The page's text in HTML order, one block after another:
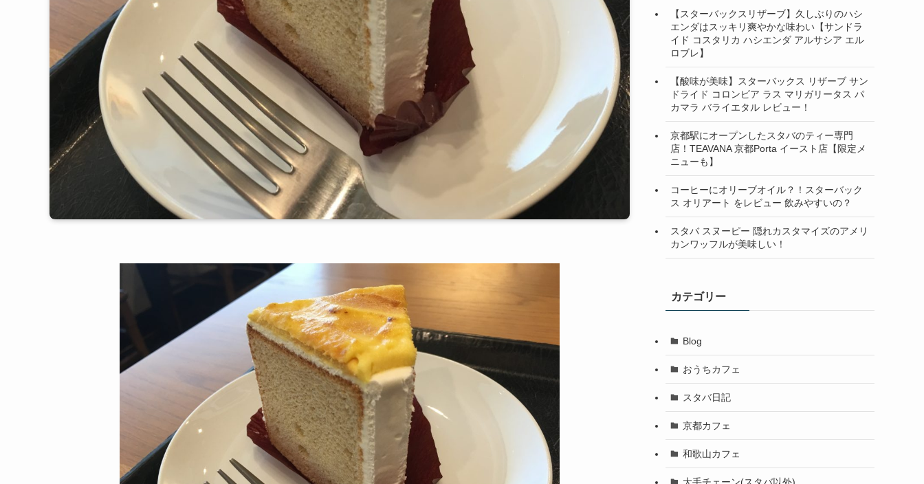
【スターバックスリザーブ】久しぶりのハシ
エンダはスッキリ爽やかな味わい【サンドラ
イド コスタリカ ハシエンダ アルサシア エル
ロブレ】
【酸味が美味】スターバックス リザーブ サン
ドライド コロンビア ラス マリガリータス パ
カマラ バライエタル レビュー！
京都駅にオープンしたスタバのティー専門
店！TEAVANA 京都Porta イースト店【限定メ
ニューも】
コーヒーにオリーブオイル？！スターバック
ス オリアート をレビュー 飲みやすいの？
スタバ スヌーピー 隠れカスタマイズのアメリ
カンワッフルが美味しい！
カテゴリー
Blog
おうちカフェ
スタバ日記
京都カフェ
和歌山カフェ
大手チェーン(スタバ以外)